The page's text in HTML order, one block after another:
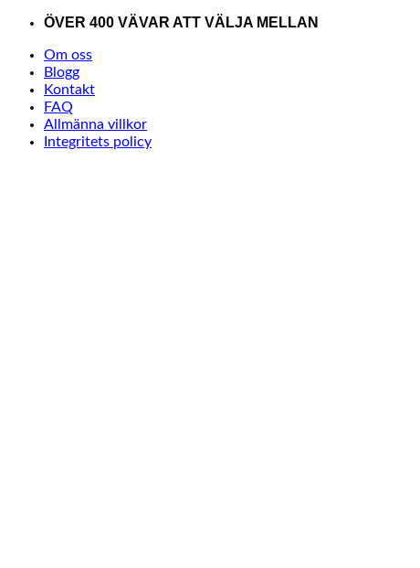
Skip
content
ÖVER 400 VÄVAR ATT VÄLJA MELLAN
Om oss
Blogg
Kontakt
FAQ
Allmänna villkor
Integritets policy